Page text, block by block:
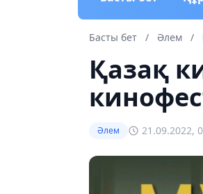
Басты бет / Әлем /
Қазақ
Әлем 21.09.2022,